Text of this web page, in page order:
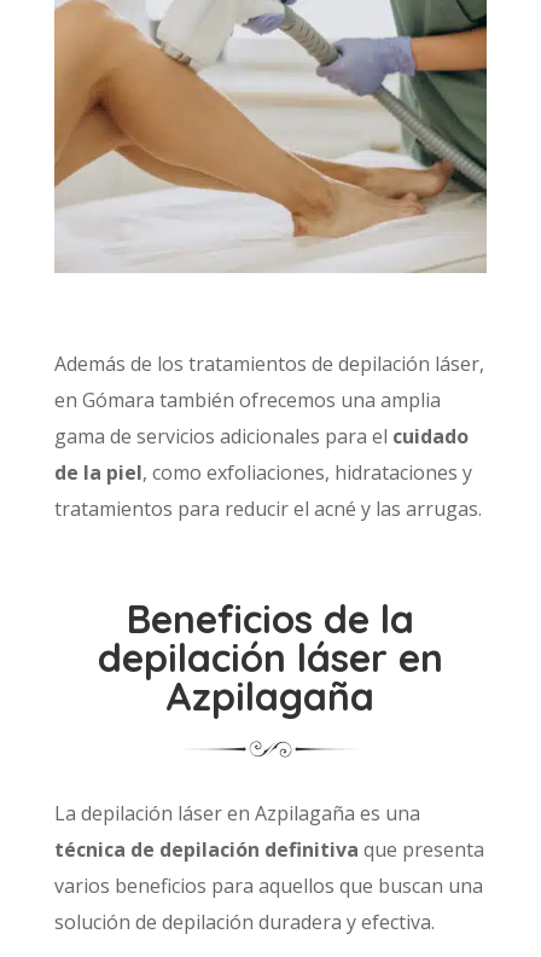
Además de los tratamientos de depilación láser,
en Gómara también ofrecemos una amplia
gama de servicios adicionales para el cuidado
de la piel, como exfoliaciones, hidrataciones y
tratamientos para reducir el acné y las arrugas.
Beneficios de la
depilación láser en
Azpilagaña
La depilación láser en Azpilagaña es una
técnica de depilación definitiva que presenta
varios beneficios para aquellos que buscan una
solución de depilación duradera y efectiva.